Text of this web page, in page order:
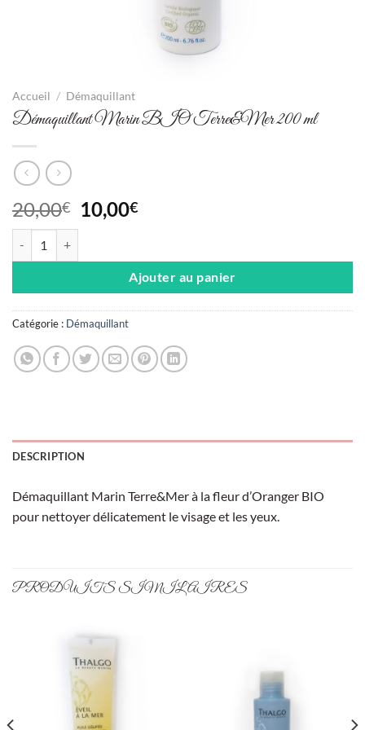
Accueil / Démaquillant
Démaquillant Marin BIO Terre&Mer 200 ml
20,00€
Le
prix
était :
20,00€.
10,00€Le
est :
10,00€.
Ajouter au panier
Catégorie : Démaquillant
DESCRIPTION
Démaquillant Marin Terre&Mer à la fleur d’Oranger BIO
pour nettoyer délicatement le visage et les yeux.
PRODUITS SIMILAIRES